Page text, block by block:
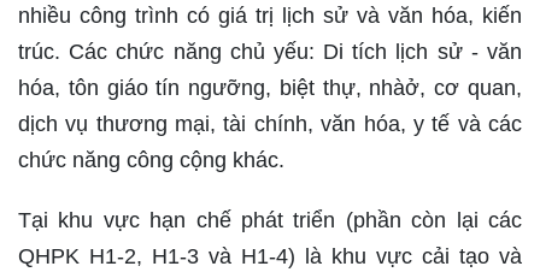
nhiều công trình có giá trị lịch sử và văn hóa, kiến
trúc. Các chức năng chủ yếu: Di tích lịch sử - văn
hóa, tôn giáo tín ngưỡng, biệt thự, nhàở, cơ quan,
dịch vụ thương mại, tài chính, văn hóa, y tế và các
chức năng công cộng khác.
Tại khu vực hạn chế phát triển (phần còn lại các
QHPK H1-2, H1-3 và H1-4) là khu vực cải tạo và